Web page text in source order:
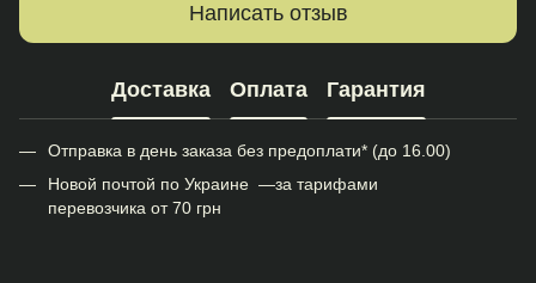
Написать отзыв
Доставка Оплата Гарантия
Отправка в день заказа без предоплати* (до 16.00)
Новой почтой по Украине —за тарифами
перевозчика от 70 грн